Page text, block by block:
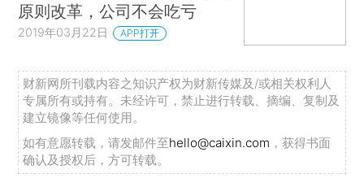
原则改革，公司不会吃亏
2019年03月22日 APP打开
财新网所刊载内容之知识产权为财新传媒及/或相关权利人
专属所有或持有。未经许可，禁止进行转载、摘编、复制及
建立镜像等任何使用。
如有意愿转载，请发邮件至hello@caixin.com ，获得书面
确认及授权后，方可转载。